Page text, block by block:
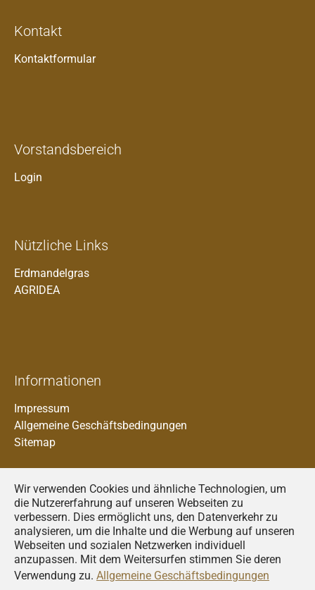
Wir verwenden Cookies und ähnliche Technologien, um
die Nutzererfahrung auf unseren Webseiten zu
verbessern. Dies ermöglicht uns, den Datenverkehr zu
analysieren, um die Inhalte und die Werbung auf unseren
Webseiten und sozialen Netzwerken individuell
anzupassen. Mit dem Weitersurfen stimmen Sie deren
Verwendung zu. Allgemeine Geschäftsbedingungen
Kontakt
Kontaktformular
Vorstandsbereich
Login
Nützliche Links
Erdmandelgras
AGRIDEA
Informationen
Impressum
Allgemeine Geschäftsbedingungen
Sitemap
Francais
Deutsch
Italiano